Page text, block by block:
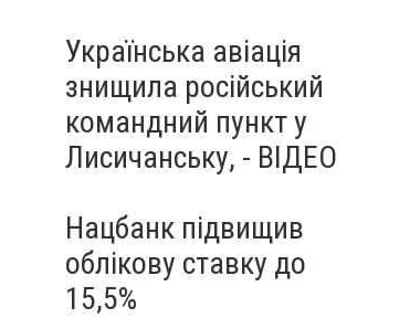
Українська авіація
знищила російський
командний пункт у
Лисичанську, - ВІДЕО
Нацбанк підвищив
облікову ставку до
15,5%